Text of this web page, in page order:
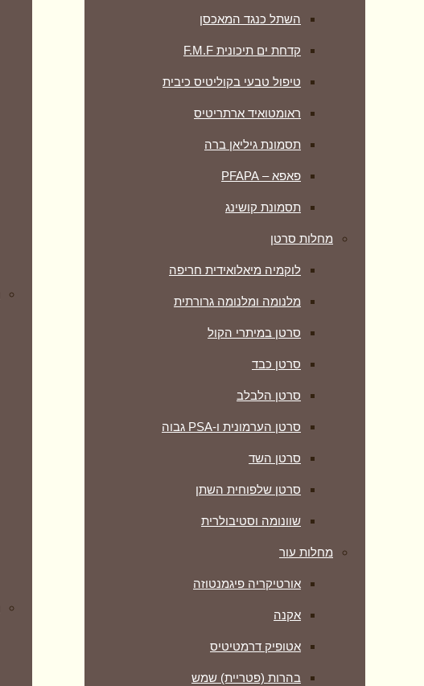
השתל כנגד המאכסן
קדחת ים תיכונית F.M.F
טיפול טבעי בקוליטיס כיבית
ראומטואיד ארתריטיס
תסמונת גיליאן ברה
פאפא – PFAPA
תסמונת קושינג
מחלות סרטן
לוקמיה מיאלואידית חריפה
מלנומה ומלנומה גרורתית
סרטן במיתרי הקול
סרטן כבד
סרטן הלבלב
סרטן הערמונית ו-PSA גבוה
סרטן השד
סרטן שלפוחית השתן
שוונומה וסטיבולרית
מחלות עור
אורטיקריה פיגמנטוזה
אקנה
אטופיק דרמטיטיס
בהרות (פטריית) שמש